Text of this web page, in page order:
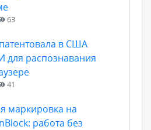
63
в США
для распознавания
41
маркировка на
работа без